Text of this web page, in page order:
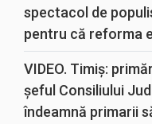
spectacol de
pentru că reforma
VIDEO. Timiș:
șeful Consiliului
îndeamnă primarii